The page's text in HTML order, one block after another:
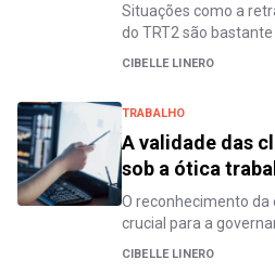
Situações como a
do TRT2 são
CIBELLE LINERO
TRABALHO
A validade das
sob a ótica
O reconhecimento da
crucial para a
CIBELLE LINERO